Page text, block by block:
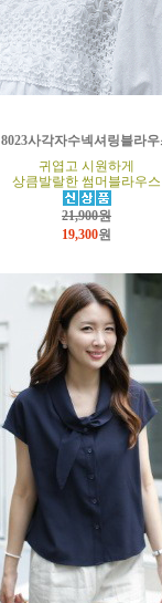
8023사각자수넥셔링블라우
귀엽고 시원하게
상큼발랄한 썸머블라우스
21,900원
19,300원